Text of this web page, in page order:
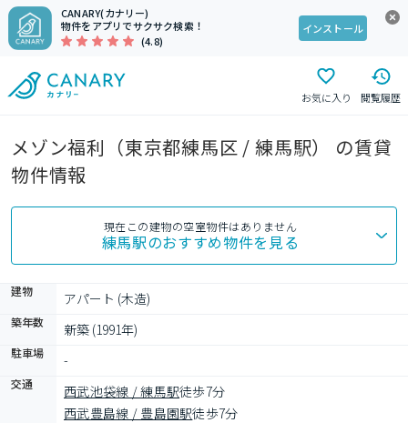
CANARY(カナリー)
物件をアプリでサクサク検索！
(4.8)
インストール
お気に入り 閲覧履歴
メゾン福利（東京都練馬区 / 練馬駅） の賃貸
物件情報
現在この建物の空室物件はありません
練馬駅のおすすめ物件を見る
建物 アパート (木造)
築年数 新築 (1991年)
駐車場 -
交通 西武池袋線 / 練馬駅徒歩7分
西武豊島線 / 豊島園駅徒歩7分